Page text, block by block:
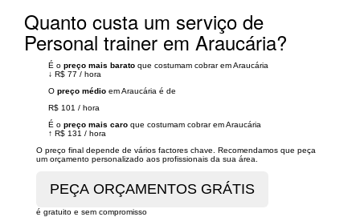
Quanto custa um serviço de
Personal trainer em Araucária?
É o preço mais barato que costumam cobrar em Araucária
↓ R$ 77 / hora
O preço médio em Araucária é de
R$ 101 / hora
É o preço mais caro que costumam cobrar em Araucária
↑ R$ 131 / hora
O preço final depende de vários factores chave. Recomendamos que peça
um orçamento personalizado aos profissionais da sua área.
é gratuito e sem compromisso